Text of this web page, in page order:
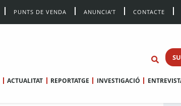
PUNTS DE VENDA ANUNCIA’T CONTACTE
ACTUALITAT REPORTATGE INVESTIGACIÓ